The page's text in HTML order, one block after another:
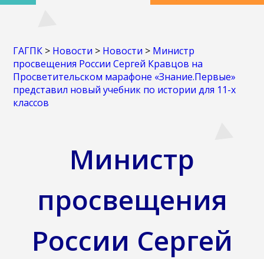
ГАГПК > Новости > Новости > Министр
просвещения России Сергей Кравцов на
Просветительском марафоне «Знание.Первые»
представил новый учебник по истории для 11-х
классов
Министр
просвещения
России Сергей